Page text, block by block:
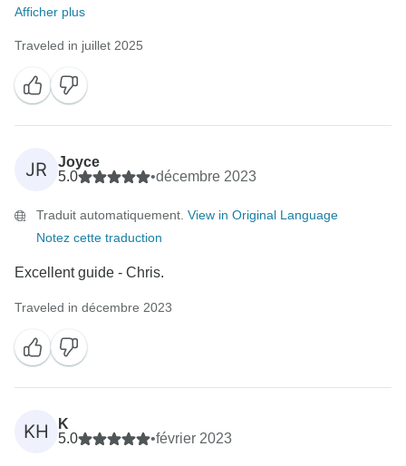
Afficher plus
Traveled in juillet 2025
JR
Joyce
5.0
•décembre 2023
Traduit automatiquement. View in Original Language
Notez cette traduction
Excellent guide - Chris.
Traveled in décembre 2023
KH
K
5.0
•février 2023